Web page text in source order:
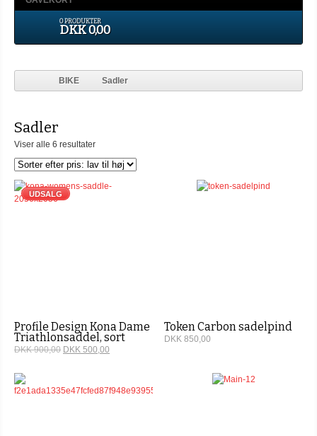
0 PRODUKTER
DKK 0,00
BIKE Sadler
Sadler
Viser alle 6 resultater
UDSALG
Profile Design Kona Dame
Triathlonsaddel, sort
DKK 900,00 DKK 500,00
Token Carbon sadelpind
DKK 850,00